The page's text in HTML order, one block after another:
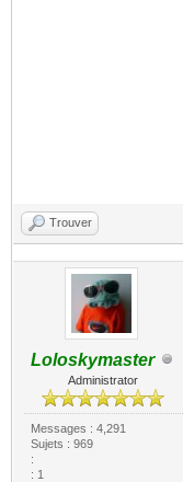
Trouver
Loloskymaster
Administrator
Messages : 4,291
Sujets : 969
:
: 1